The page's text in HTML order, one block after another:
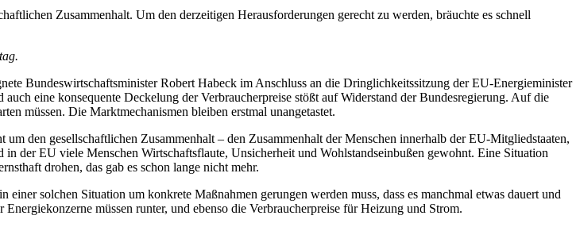
Zusammenhalt. Um den derzeitigen Herausforderungen gerecht zu werden, bräuchte es schnell
Bundeswirtschaftsminister Robert Habeck im Anschluss an die Dringlichkeitssitzung der EU-Energieminister
eine konsequente Deckelung der Verbraucherpreise stößt auf Widerstand der Bundesregierung. Auf die
müssen. Die Marktmechanismen bleiben erstmal unangetastet.
den gesellschaftlichen Zusammenhalt – den Zusammenhalt der Menschen innerhalb der EU-Mitgliedstaaten,
der EU viele Menschen Wirtschaftsflaute, Unsicherheit und Wohlstandseinbußen gewohnt. Eine Situation
drohen, das gab es schon lange nicht mehr.
solchen Situation um konkrete Maßnahmen gerungen werden muss, dass es manchmal etwas dauert und
müssen runter, und ebenso die Verbraucherpreise für Heizung und Strom.